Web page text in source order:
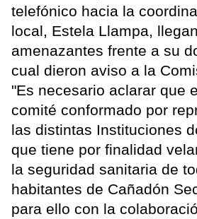
telefónico hacia la
local, Estela Llampa,
amenazantes frente a su
cual dieron aviso a la
"Es necesario aclarar que
comité conformado por
las distintas Instituciones
que tiene por finalidad
la seguridad sanitaria de
habitantes de Cañadón
para ello con la